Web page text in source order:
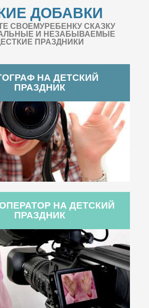
ДОБАВКИ
СВОЕМУРЕБЕНКУ СКАЗКУ
И НЕЗАБЫВАЕМЫЕ
ПРАЗДНИКИ
НА ДЕТСКИЙ
ПРАЗДНИК
НА ДЕТСКИЙ
ПРАЗДНИК